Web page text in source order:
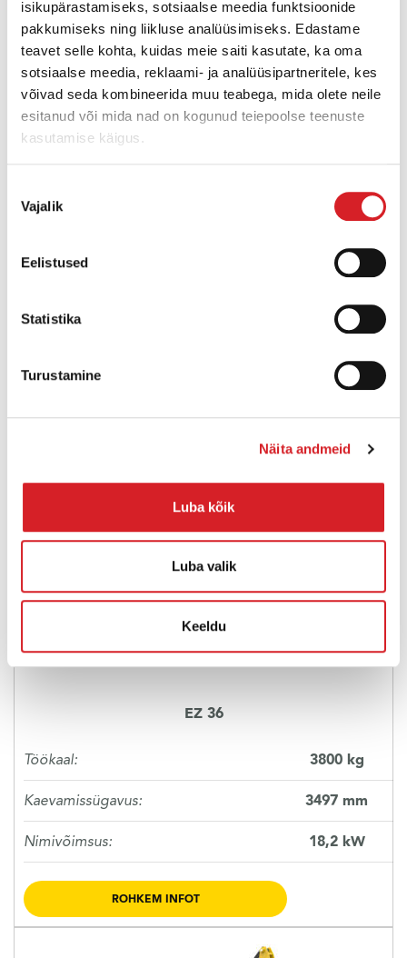
isikupärastamiseks, sotsiaalse meedia funktsioonide
pakkumiseks ning liikluse analüüsimiseks. Edastame
teavet selle kohta, kuidas meie saiti kasutate, ka oma
sotsiaalse meedia, reklaami- ja analüüsipartneritele, kes
võivad seda kombineerida muu teabega, mida olete neile
esitanud või mida nad on kogunud teiepoolse teenuste
kasutamise käigus.
valik
Vajalik
Eelistused
Statistika
Turustamine
Näita andmeid
Luba kõik
Luba valik
Keeldu
2600 kg
Nimivõimsus: 14,6 kW
EZ 36
Töökaal: 3800 kg
Kaevamissügavus: 3497 mm
Nimivõimsus: 18,2 kW
ROHKEM INFOT